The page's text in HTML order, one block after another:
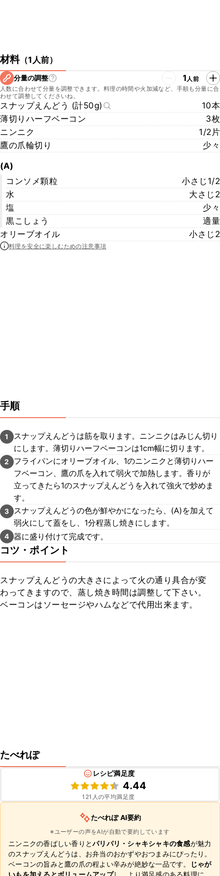
材料（1人前）
分量の調整 1人前
人数に合わせて分量を調整できます。料理の時間や火加減など、手順も分量に合
わせて調整してくださいね。
スナップえんどう (計50g)
10本
薄切りハーフベーコン
3枚
ニンニク
1/2片
鷹の爪輪切り
少々
(A)
コンソメ顆粒
小さじ1/2
水
大さじ2
塩
少々
黒こしょう
適量
オリーブオイル
小さじ2
料理を安全に楽しむための注意事項
手順
1
スナップえんどうは筋を取ります。ニンニクはみじん切り
にします。薄切りハーフベーコンは1cm幅に切ります。
2
フライパンにオリーブオイル、1のニンニクと薄切りハー
フベーコン、鷹の爪を入れて弱火で加熱します。香りが
立ってきたら1のスナップえんどうを入れて強火で炒めま
す。
3
スナップえんどうの色が鮮やかになったら、(A)を加えて
弱火にして蓋をし、1分程蒸し焼きにします。
4 器に盛り付けて完成です。
コツ・ポイント
スナップえんどうの大きさによって火の通り具合が変
わってきますので、蒸し焼き時間は調整して下さい。
ベーコンはソーセージやハムなどで代用出来ます。
たべれぽ
レシピ満足度
4.44
121 人の平均満足度
たべれぽ AI要約
※ユーザーの声をAIが自動で要約しています
ニンニクの香ばしい香りとパリパリ・シャキシャキの食感が魅力
のスナップえんどうは、お弁当のおかずやおつまみにぴったり。
ベーコンの旨みと鷹の爪の程よい辛みが絶妙な一品です。
じゃが
いもを加えるとボリュームアップし、より満足感のある料理に。